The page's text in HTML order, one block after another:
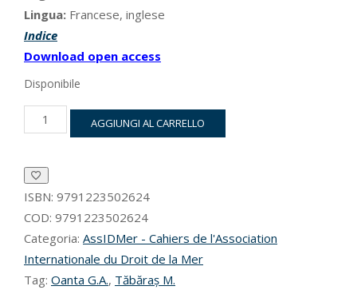
Lingua: Francese, inglese
Indice
Download open access
Disponibile
The
black
a
legal
crossroads:
from
the
international
AGGIUNGI AL CARRELLO
ISBN: 9791223502624
COD: 9791223502624
Categoria: AssIDMer - Cahiers de l'Association
Internationale du Droit de la Mer
Tag: Oanta G.A., Tăbăraș M.